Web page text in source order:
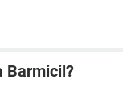
Barmicil?